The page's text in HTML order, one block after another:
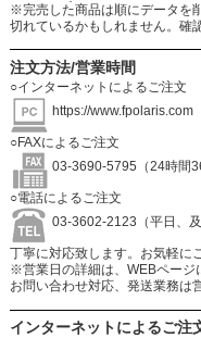
※完売した商品は順にデータを
切れているかもしれません。確
注文方法/営業時間
○インターネットによるご注文
https://www.fpolaris.com
○FAXによるご注文
03-3690-5795（24時間
○電話によるご注文
03-3602-2123（平日、
丁寧に対応致します。お気軽に
※営業日の詳細は、WEBページ
お問い合わせ対応、発送業務は
インターネットによるご注